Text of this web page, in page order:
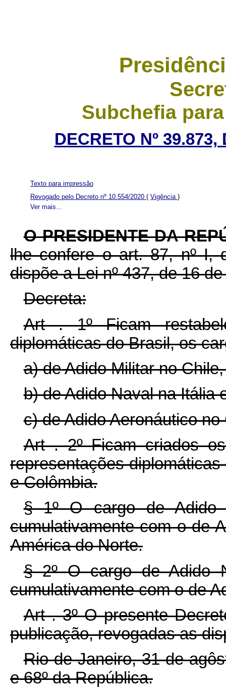
Subchefia
DECRETO Nº
Ver mais...
Texto para impressão
Revogado pelo Decreto nº 10.554/2020 ( Vigência )
O PRESIDENTE DA
lhe confere o art. 87, nº I,
dispõe a Lei nº 437, de 16
Decreta:
Art . 1º Ficam
diplomáticas do Brasil, os
a) de Adido Militar no
b) de Adido Naval na Itália
c) de Adido Aeronáutico
Art . 2º Ficam criados
representações
e Colômbia.
§ 1º O cargo de Adido
cumulativamente com o de
América do Norte.
§ 2º O cargo de Adido
cumulativamente com o de
Art . 3º O presente
publicação, revogadas as
Rio de Janeiro, 31 de
e 68º da República.